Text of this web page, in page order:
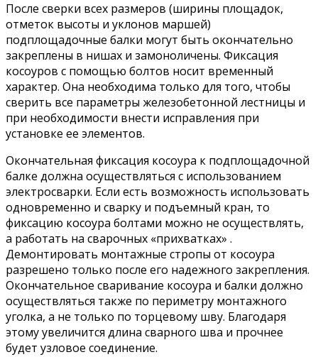
После сверки всех размеров (ширины площадок,
отметок высоты и уклонов маршей)
подплощадочные балки могут быть окончательно
закреплены в нишах и замоноличены. Фиксация
косоуров с помощью болтов носит временный
характер. Она необходима только для того, чтобы
сверить все параметры железобетонной лестницы и
при необходимости внести исправления при
установке ее элементов.
Окончательная фиксация косоура к подплощадочной
балке должна осуществляться с использованием
электросварки. Если есть возможность использовать
одновременно и сварку и подъемный кран, то
фиксацию косоура болтами можно не осуществлять,
а работать на сварочных «прихватках» .
Демонтировать монтажные стропы от косоура
разрешено только после его надежного закрепления.
Окончательное сваривание косоура и балки должно
осуществляться также по периметру монтажного
уголка, а не только по торцевому шву. Благодаря
этому увеличится длина сварного шва и прочнее
будет узловое соединение.